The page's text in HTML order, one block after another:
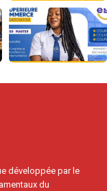
développée par le
du